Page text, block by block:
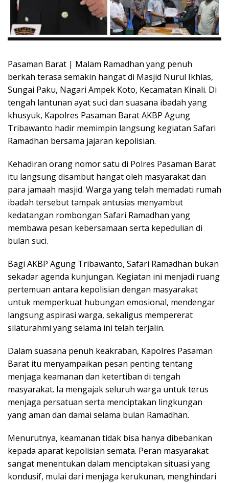
Pasaman Barat | Malam Ramadhan yang penuh
berkah terasa semakin hangat di Masjid Nurul Ikhlas,
Sungai Paku, Nagari Ampek Koto, Kecamatan Kinali. Di
tengah lantunan ayat suci dan suasana ibadah yang
khusyuk, Kapolres Pasaman Barat AKBP Agung
Tribawanto hadir memimpin langsung kegiatan Safari
Ramadhan bersama jajaran kepolisian.
Kehadiran orang nomor satu di Polres Pasaman Barat
itu langsung disambut hangat oleh masyarakat dan
para jamaah masjid. Warga yang telah memadati rumah
ibadah tersebut tampak antusias menyambut
kedatangan rombongan Safari Ramadhan yang
membawa pesan kebersamaan serta kepedulian di
bulan suci.
Bagi AKBP Agung Tribawanto, Safari Ramadhan bukan
sekadar agenda kunjungan. Kegiatan ini menjadi ruang
pertemuan antara kepolisian dengan masyarakat
untuk memperkuat hubungan emosional, mendengar
langsung aspirasi warga, sekaligus mempererat
silaturahmi yang selama ini telah terjalin.
Dalam suasana penuh keakraban, Kapolres Pasaman
Barat itu menyampaikan pesan penting tentang
menjaga keamanan dan ketertiban di tengah
masyarakat. Ia mengajak seluruh warga untuk terus
menjaga persatuan serta menciptakan lingkungan
yang aman dan damai selama bulan Ramadhan.
Menurutnya, keamanan tidak bisa hanya dibebankan
kepada aparat kepolisian semata. Peran masyarakat
sangat menentukan dalam menciptakan situasi yang
kondusif, mulai dari menjaga kerukunan, menghindari